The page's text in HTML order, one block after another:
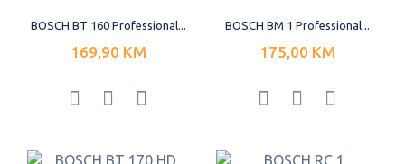
BOSCH BT 160 Professional...
169,90 KM
BOSCH BM 1 Professional...
175,00 KM